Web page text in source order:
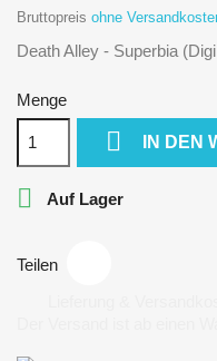
Bruttopreis ohne
Death Alley - Superbia
Menge
 IN DEN
 Auf Lager
Teilen